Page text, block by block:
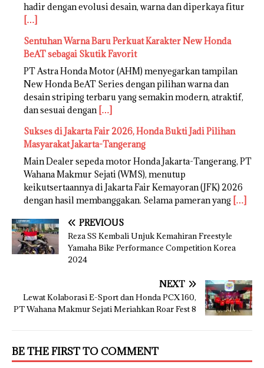
hadir dengan evolusi desain, warna dan diperkaya fitur
[…]
Sentuhan Warna Baru Perkuat Karakter New Honda
BeAT sebagai Skutik Favorit
PT Astra Honda Motor (AHM) menyegarkan tampilan
New Honda BeAT Series dengan pilihan warna dan
desain striping terbaru yang semakin modern, atraktif,
dan sesuai dengan […]
Sukses di Jakarta Fair 2026, Honda Bukti Jadi Pilihan
Masyarakat Jakarta-Tangerang
Main Dealer sepeda motor Honda Jakarta-Tangerang, PT
Wahana Makmur Sejati (WMS), menutup
keikutsertaannya di Jakarta Fair Kemayoran (JFK) 2026
dengan hasil membanggakan. Selama pameran yang […]
PREVIOUS
Reza SS Kembali Unjuk Kemahiran Freestyle
Yamaha Bike Performance Competition Korea
2024
NEXT
Lewat Kolaborasi E-Sport dan Honda PCX 160,
PT Wahana Makmur Sejati Meriahkan Roar Fest 8
BE THE FIRST TO COMMENT